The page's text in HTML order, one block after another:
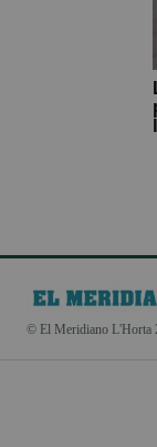
© El Meridiano L'Horta